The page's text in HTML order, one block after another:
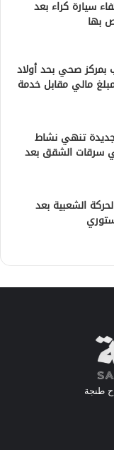
سيارة كراء بعد
بمركز صحي بحد أولاد
مالي مقابل خدمة
تنهي نشاط
سرقات الشقق بعد
الشعبية بعد
طنجة